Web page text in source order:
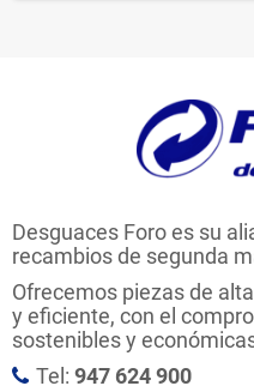
Desguaces Foro es su
recambios de segunda
Ofrecemos piezas de
y eficiente, con el
sostenibles y
Tel: 947 624 900